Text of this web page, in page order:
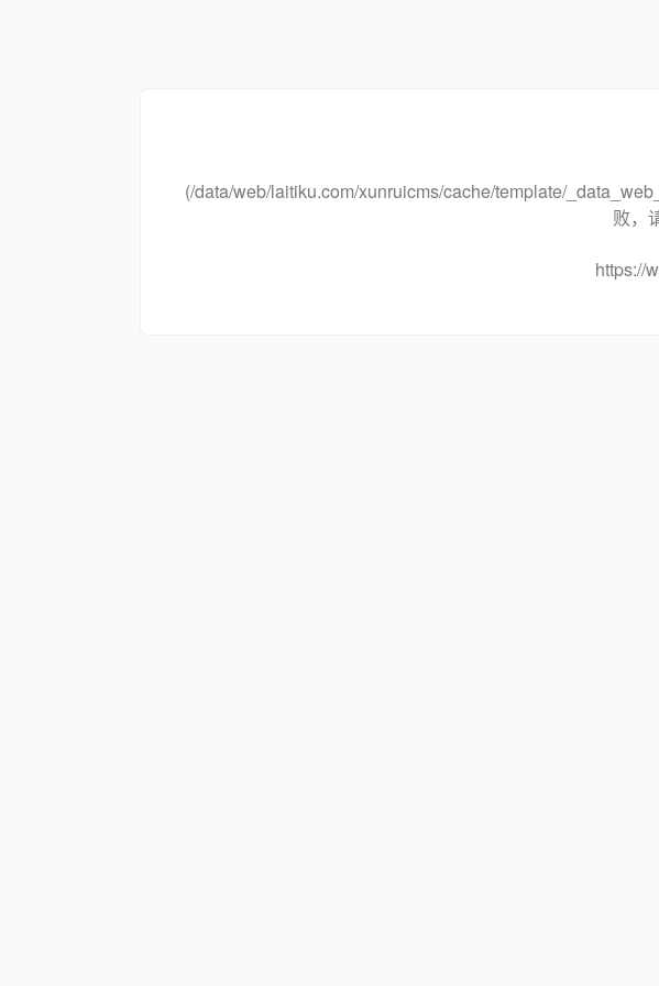
(/data/web/laitiku.com/xunruicms/cache/template/
败，
https://